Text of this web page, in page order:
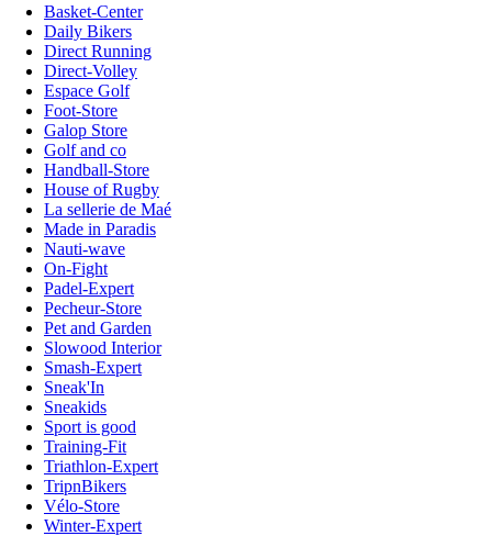
Basket-Center
Daily Bikers
Direct Running
Direct-Volley
Espace Golf
Foot-Store
Galop Store
Golf and co
Handball-Store
House of Rugby
La sellerie de Maé
Made in Paradis
Nauti-wave
On-Fight
Padel-Expert
Pecheur-Store
Pet and Garden
Slowood Interior
Smash-Expert
Sneak'In
Sneakids
Sport is good
Training-Fit
Triathlon-Expert
TripnBikers
Vélo-Store
Winter-Expert